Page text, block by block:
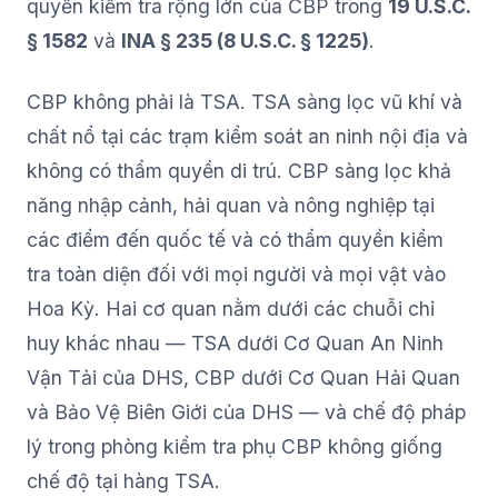
quyền kiểm tra rộng lớn của CBP trong 19 U.S.C.
§ 1582 và INA § 235 (8 U.S.C. § 1225).
CBP không phải là TSA. TSA sàng lọc vũ khí và
chất nổ tại các trạm kiểm soát an ninh nội địa và
không có thẩm quyền di trú. CBP sàng lọc khả
năng nhập cảnh, hải quan và nông nghiệp tại
các điểm đến quốc tế và có thẩm quyền kiểm
tra toàn diện đối với mọi người và mọi vật vào
Hoa Kỳ. Hai cơ quan nằm dưới các chuỗi chỉ
huy khác nhau — TSA dưới Cơ Quan An Ninh
Vận Tải của DHS, CBP dưới Cơ Quan Hải Quan
và Bảo Vệ Biên Giới của DHS — và chế độ pháp
lý trong phòng kiểm tra phụ CBP không giống
chế độ tại hàng TSA.